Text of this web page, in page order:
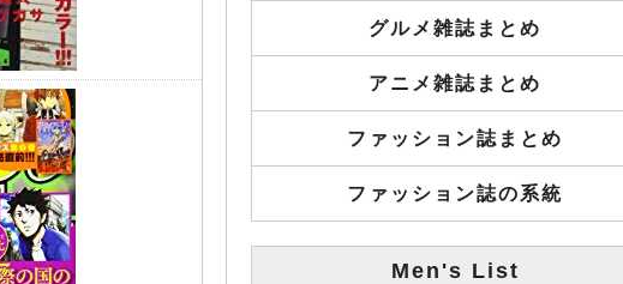
グルメ雑誌まとめ
アニメ雑誌まとめ
ファッション誌まとめ
ファッション誌の系統
Men's List